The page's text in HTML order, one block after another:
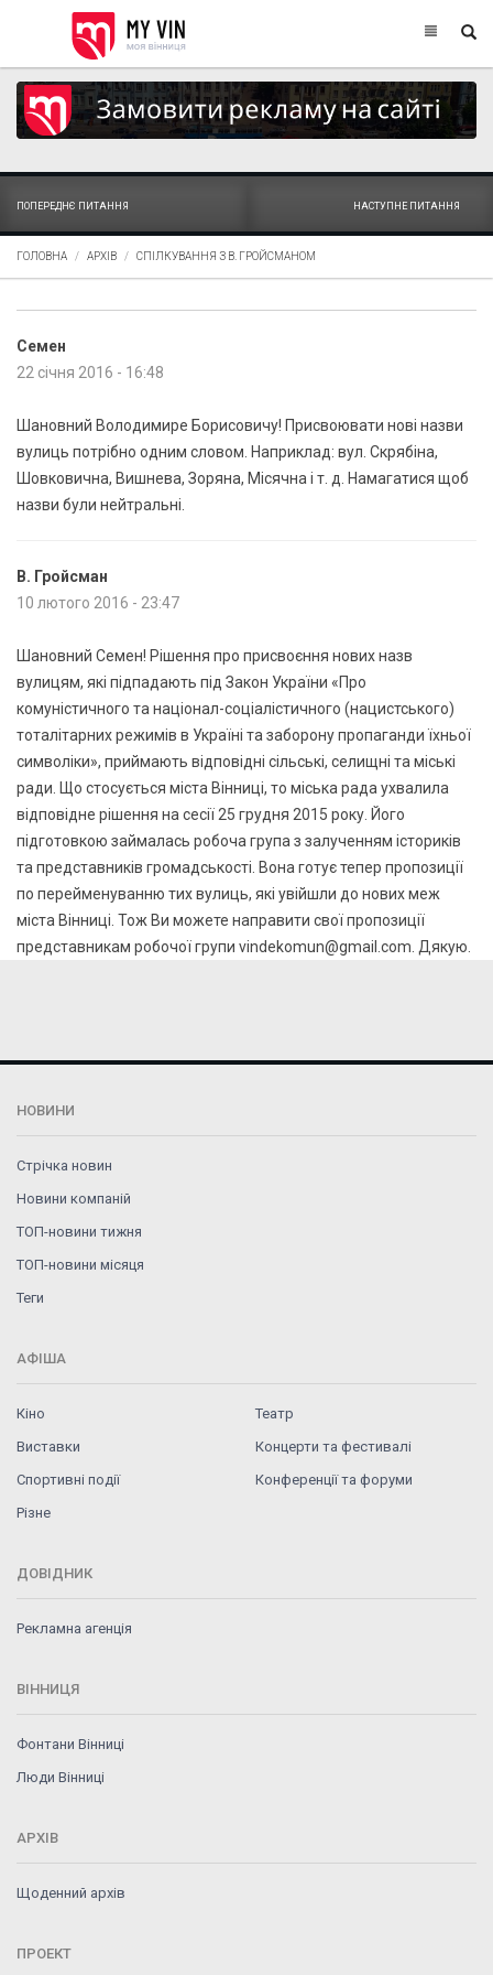
ПОПЕРЕДНЄ ПИТАННЯ НАСТУПНЕ ПИТАННЯ
ГОЛОВНА АРХІВ СПІЛКУВАННЯ З В. ГРОЙСМАНОМ
Семен
22 січня 2016 - 16:48
Шановний Володимире Борисовичу! Присвоювати нові назви
вулиць потрібно одним словом. Наприклад: вул. Скрябіна,
Шовковична, Вишнева, Зоряна, Місячна і т. д. Намагатися щоб
В. Гройсман
10 лютого 2016 - 23:47
Шановний Семен! Рішення про присвоєння нових назв
вулицям, які підпадають під Закон України «Про
комуністичного та націонал-соціалістичного (нацистського)
тоталітарних режимів в Україні та заборону пропаганди їхньої
символіки», приймають відповідні сільські, селищні та міські
ради. Що стосується міста Вінниці, то міська рада ухвалила
відповідне рішення на сесії 25 грудня 2015 року. Його
підготовкою займалась робоча група з залученням істориків
та представників громадськості. Вона готує тепер пропозиції
по перейменуванню тих вулиць, які увійшли до нових меж
міста Вінниці. Тож Ви можете направити свої пропозиції
представникам робочої групи vindekomun@gmail.com
НОВИНИ
Стрічка новин
Новини компаній
ТОП-новини тижня
ТОП-новини місяця
Теги
АФІША
Кіно
Театр
Виставки
Концерти та фестивалі
Спортивні події
Конференції та форуми
Різне
ДОВІДНИК
Рекламна агенція
ВІННИЦЯ
Фонтани Вінниці
Люди Вінниці
АРХІВ
Щоденний архів
ПРОЕКТ